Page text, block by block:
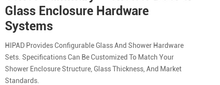
Glass Enclosure Hardware
Systems
HIPAD Provides Configurable Glass And Shower Hardware
Sets. Specifications Can Be Customized To Match Your
Shower Enclosure Structure, Glass Thickness, And Market
Standards.